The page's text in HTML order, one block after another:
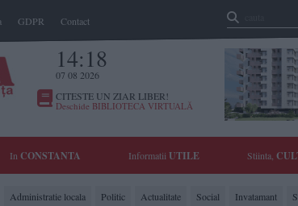
GDPR Contact
14:18
07 08 2026
CITESTE UN ZIAR LIBER!
Deschide BIBLIOTECA VIRTUALĂ
In CONSTANTA Informatii UTILE Stiinta,
Administratie locala Politic Actualitate Social Invatamant